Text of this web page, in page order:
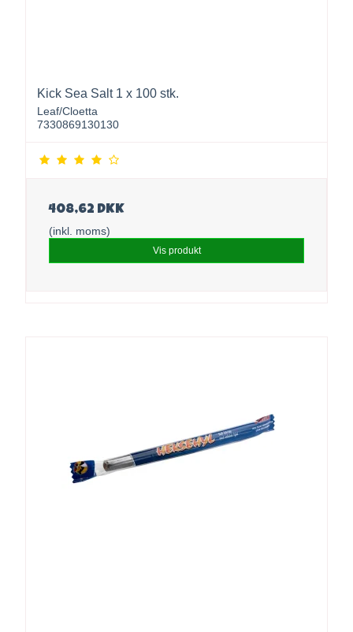
Kick Sea Salt 1 x 100 stk.
Leaf/Cloetta
7330869130130
408,62 DKK
(inkl. moms)
Vis produkt